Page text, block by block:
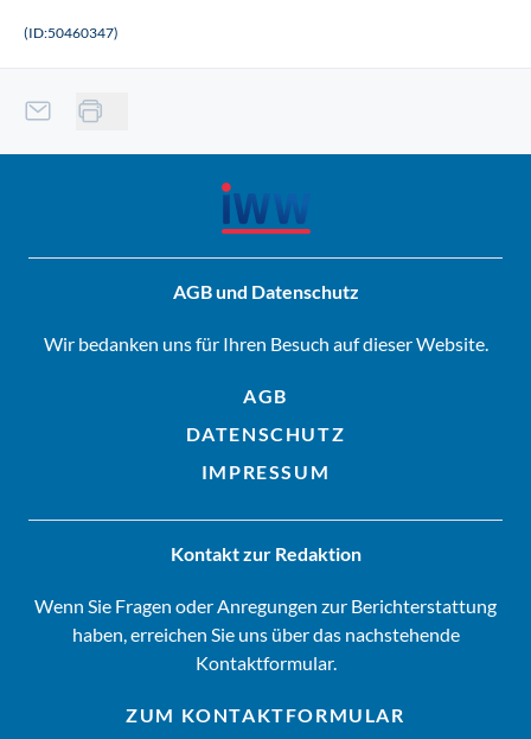
(ID:50460347)
AGB und Datenschutz
Wir bedanken uns für Ihren Besuch auf dieser Website.
AGB
DATENSCHUTZ
IMPRESSUM
Kontakt zur Redaktion
Wenn Sie Fragen oder Anregungen zur Berichterstattung
haben, erreichen Sie uns über das nachstehende
Kontaktformular.
ZUM KONTAKTFORMULAR